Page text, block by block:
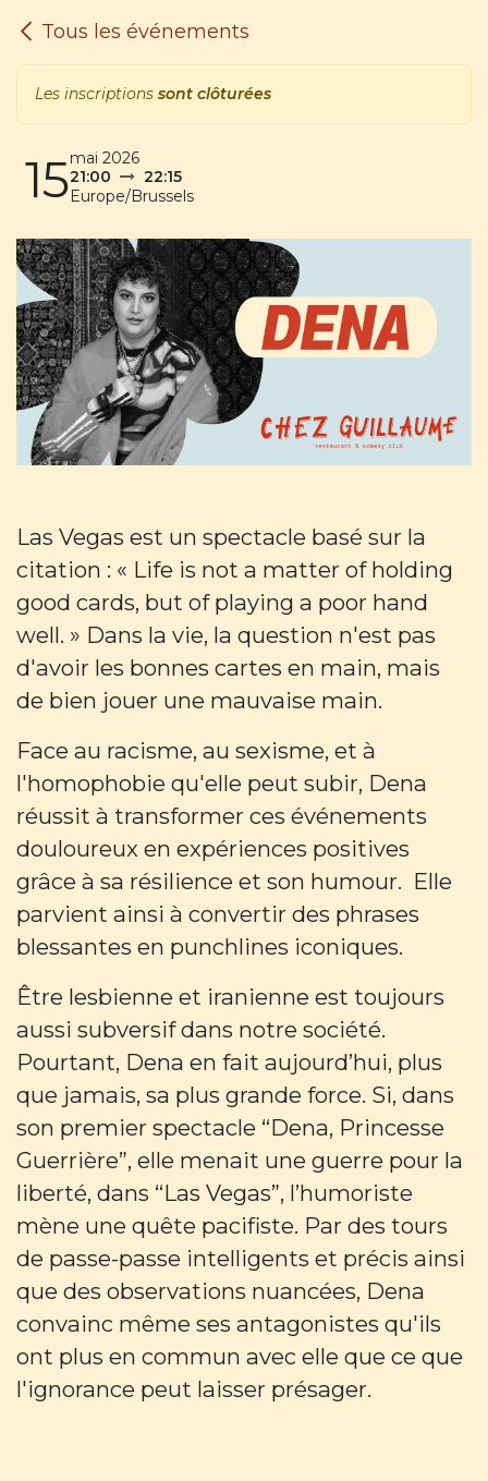
Tous les événements
Les inscriptions sont clôturées
15mai 2026
21:00
22:15
Europe/Brussels
Las Vegas est un spectacle basé sur la
citation : « Life is not a matter of holding
good cards, but of playing a poor hand
well. » Dans la vie, la question n'est pas
d'avoir les bonnes cartes en main, mais
de bien jouer une mauvaise main.
Face au racisme, au sexisme, et à
l'homophobie qu'elle peut subir, Dena
réussit à transformer ces événements
douloureux en expériences positives
grâce à sa résilience et son humour. Elle
parvient ainsi à convertir des phrases
blessantes en punchlines iconiques.
Être lesbienne et iranienne est toujours
aussi subversif dans notre société.
Pourtant, Dena en fait aujourd’hui, plus
que jamais, sa plus grande force. Si, dans
son premier spectacle “Dena, Princesse
Guerrière”, elle menait une guerre pour la
liberté, dans “Las Vegas”, l’humoriste
mène une quête pacifiste. Par des tours
de passe-passe intelligents et précis ainsi
que des observations nuancées, Dena
convainc même ses antagonistes qu'ils
ont plus en commun avec elle que ce que
l'ignorance peut laisser présager.